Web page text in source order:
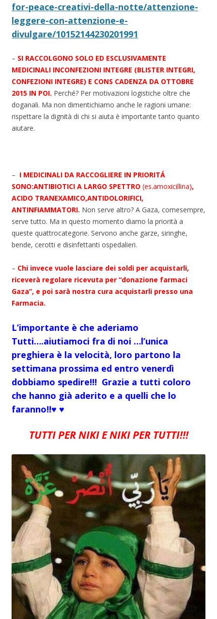
for-peace-creativi-della-notte/attenzione-
leggere-con-attenzione-e-
divulgare/10152144230201991
– SI RACCOLGONO SOLO ED ESCLUSIVAMENTE
MEDICINALI INCONFEZIONI INTEGRE (BLISTER INTEGRI,
CONFEZIONI INTEGRE) E CONS CADENZA DA OTTOBRE
2015 IN POI. Perché? Per motivazioni logistiche oltre che
doganali. Ma non dimentichiamo anche le ragioni umane:
rispettare la dignità di chi si aiuta è importante tanto quanto
aiutare.
– I MEDICINALI DA RACCOGLIERE IN PRIORITÁ
SONO:ANTIBIOTICI A LARGO SPETTRO (es.amoxicillina),
ACIDO TRANEXAMICO,ANTIDOLORIFICI,
ANTINFIAMMATORI. Non serve altro? A Gaza, comesempre,
serve tutto. Ma in questo momento diamo la priorità a
queste quattrocategorie. Servono anche garze, siringhe,
bende, cerotti e disinfettanti ospedalieri.
– Chi invece vuole lasciare dei soldi per acquistarli,
riceverà regolare ricevuta per “donazione farmaci
Gaza”, e poi sarà nostra cura acquistarli presso una
Farmacia.
L’importante è che aderiamo
Tutti….aiutiamoci fra di noi …l’unica
preghiera è la velocità, loro partono la
settimana prossima ed entro venerdì
dobbiamo spedire!!! Grazie a tutti coloro
che hanno già aderito e a quelli che lo
faranno!!♥ ♥
TUTTI PER NIKI E NIKI PER TUTTI!!!